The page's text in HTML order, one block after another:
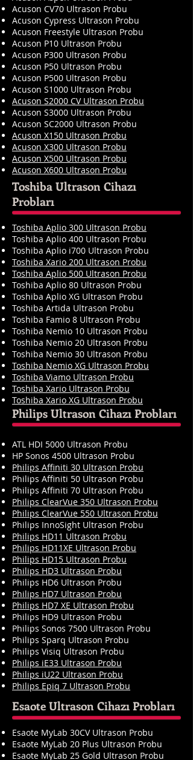
Acuson CV70 Ultrason Probu
Acuson Cypress Ultrason Probu
Acuson Freestyle Ultrason Probu
Acuson P10 Ultrason Probu
Acuson P300 Ultrason Probu
Acuson P50 Ultrason Probu
Acuson P500 Ultrason Probu
Acuson S1000 Ultrason Probu
Acuson S2000 CV Ultrason Probu
Acuson S3000 Ultrason Probu
Acuson SC2000 Ultrason Probu
Acuson X150 Ultrason Probu
Acuson X300 Ultrason Probu
Acuson X500 Ultrason Probu
Acuson X600 Ultrason Probu
Toshiba Ultrason Cihazı
Probları
Toshiba Aplio 300 Ultrason Probu
Toshiba Aplio 400 Ultrason Probu
Toshiba Aplio i700 Ultrason Probu
Toshiba Xario 200 Ultrason Probu
Toshiba Aplio 500 Ultrason Probu
Toshiba Aplio 80 Ultrason Probu
Toshiba Aplio XG Ultrason Probu
Toshiba Artida Ultrason Probu
Toshiba Famio 8 Ultrason Probu
Toshiba Nemio 10 Ultrason Probu
Toshiba Nemio 20 Ultrason Probu
Toshiba Nemio 30 Ultrason Probu
Toshiba Nemio XG Ultrason Probu
Toshiba Viamo Ultrason Probu
Toshiba Xario Ultrason Probu
Toshiba Xario XG Ultrason Probu
Philips Ultrason Cihazı Probları
ATL HDI 5000 Ultrason Probu
HP Sonos 4500 Ultrason Probu
Philips Affiniti 30 Ultrason Probu
Philips Affiniti 50 Ultrason Probu
Philips Affiniti 70 Ultrason Probu
Philips ClearVue 350 Ultrason Probu
Philips ClearVue 550 Ultrason Probu
Philips InnoSight Ultrason Probu
Philips HD11 Ultrason Probu
Philips HD11XE Ultrason Probu
Philips HD15 Ultrason Probu
Philips HD3 Ultrason Probu
Philips HD6 Ultrason Probu
Philips HD7 Ultrason Probu
Philips HD7 XE Ultrason Probu
Philips HD9 Ultrason Probu
Philips Sonos 7500 Ultrason Probu
Philips Sparq Ultrason Probu
Philips Visiq Ultrason Probu
Philips iE33 Ultrason Probu
Philips iU22 Ultrason Probu
Philips Epiq 7 Ultrason Probu
Esaote Ultrason Cihazı Probları
Esaote MyLab 30CV Ultrason Probu
Esaote MyLab 20 Plus Ultrason Probu
Esaote MyLab 25 Gold Ultrason Probu